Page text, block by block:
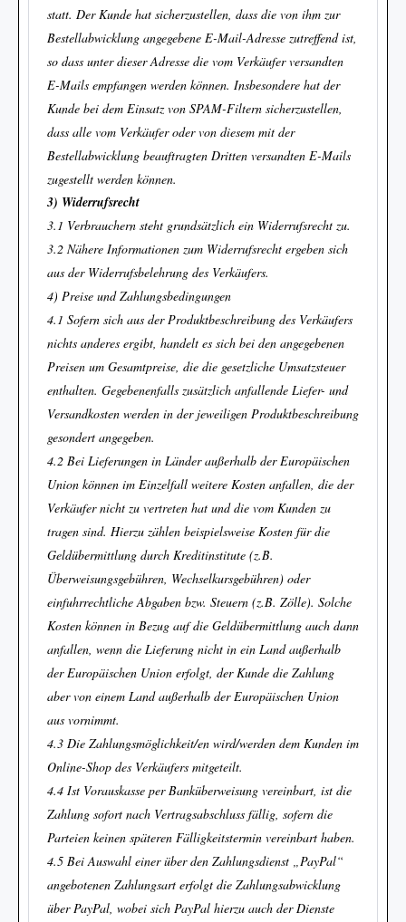
statt. Der Kunde hat sicherzustellen, dass die von ihm zur
Bestellabwicklung angegebene E-Mail-Adresse zutreffend ist,
so dass unter dieser Adresse die vom Verkäufer versandten
E-Mails empfangen werden können. Insbesondere hat der
Kunde bei dem Einsatz von SPAM-Filtern sicherzustellen,
dass alle vom Verkäufer oder von diesem mit der
Bestellabwicklung beauftragten Dritten versandten E-Mails
zugestellt werden können.
3) Widerrufsrecht
3.1 Verbrauchern steht grundsätzlich ein Widerrufsrecht zu.
3.2 Nähere Informationen zum Widerrufsrecht ergeben sich
aus der Widerrufsbelehrung des Verkäufers.
4) Preise und Zahlungsbedingungen
4.1 Sofern sich aus der Produktbeschreibung des Verkäufers
nichts anderes ergibt, handelt es sich bei den angegebenen
Preisen um Gesamtpreise, die die gesetzliche Umsatzsteuer
enthalten. Gegebenenfalls zusätzlich anfallende Liefer- und
Versandkosten werden in der jeweiligen Produktbeschreibung
gesondert angegeben.
4.2 Bei Lieferungen in Länder außerhalb der Europäischen
Union können im Einzelfall weitere Kosten anfallen, die der
Verkäufer nicht zu vertreten hat und die vom Kunden zu
tragen sind. Hierzu zählen beispielsweise Kosten für die
Geldübermittlung durch Kreditinstitute (z.B.
Überweisungsgebühren, Wechselkursgebühren) oder
einfuhrrechtliche Abgaben bzw. Steuern (z.B. Zölle). Solche
Kosten können in Bezug auf die Geldübermittlung auch dann
anfallen, wenn die Lieferung nicht in ein Land außerhalb
der Europäischen Union erfolgt, der Kunde die Zahlung
aber von einem Land außerhalb der Europäischen Union
aus vornimmt.
4.3 Die Zahlungsmöglichkeit/en wird/werden dem Kunden im
Online-Shop des Verkäufers mitgeteilt.
4.4 Ist Vorauskasse per Banküberweisung vereinbart, ist die
Zahlung sofort nach Vertragsabschluss fällig, sofern die
Parteien keinen späteren Fälligkeitstermin vereinbart haben.
4.5 Bei Auswahl einer über den Zahlungsdienst „PayPal“
angebotenen Zahlungsart erfolgt die Zahlungsabwicklung
über PayPal, wobei sich PayPal hierzu auch der Dienste